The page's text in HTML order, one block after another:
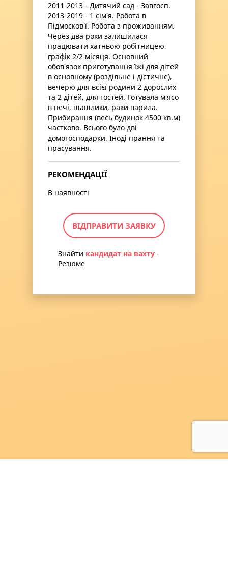
2011-2013 - Дитячий сад - Завгосп.
2013-2019 - 1 сім'я. Робота в
Підмосков'ї. Робота з проживанням.
Через два роки залишилася
працювати хатньою робітницею,
графік 2/2 місяця. Основний
обов'язок приготування їжі для дітей
в основному (роздільне і дієтичне),
вечерю для всієї родини 2 дорослих
та 2 дітей, для гостей. Готувала м'ясо
в печі, шашлики, раки варила.
Прибирання (весь будинок 4500 кв.м)
частково. Всього було дві
домогосподарки. Іноді прання та
прасування.
РЕКОМЕНДАЦІЇ
В наявності
ВІДПРАВИТИ ЗАЯВКУ
Знайти кандидат на вахту -
Резюме